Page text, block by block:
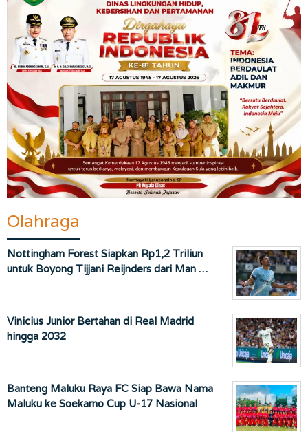
Olahraga
Nottingham Forest Siapkan Rp1,2 Triliun
untuk Boyong Tijjani Reijnders dari Man …
Vinicius Junior Bertahan di Real Madrid
hingga 2032
Banteng Maluku Raya FC Siap Bawa Nama
Maluku ke Soekarno Cup U-17 Nasional